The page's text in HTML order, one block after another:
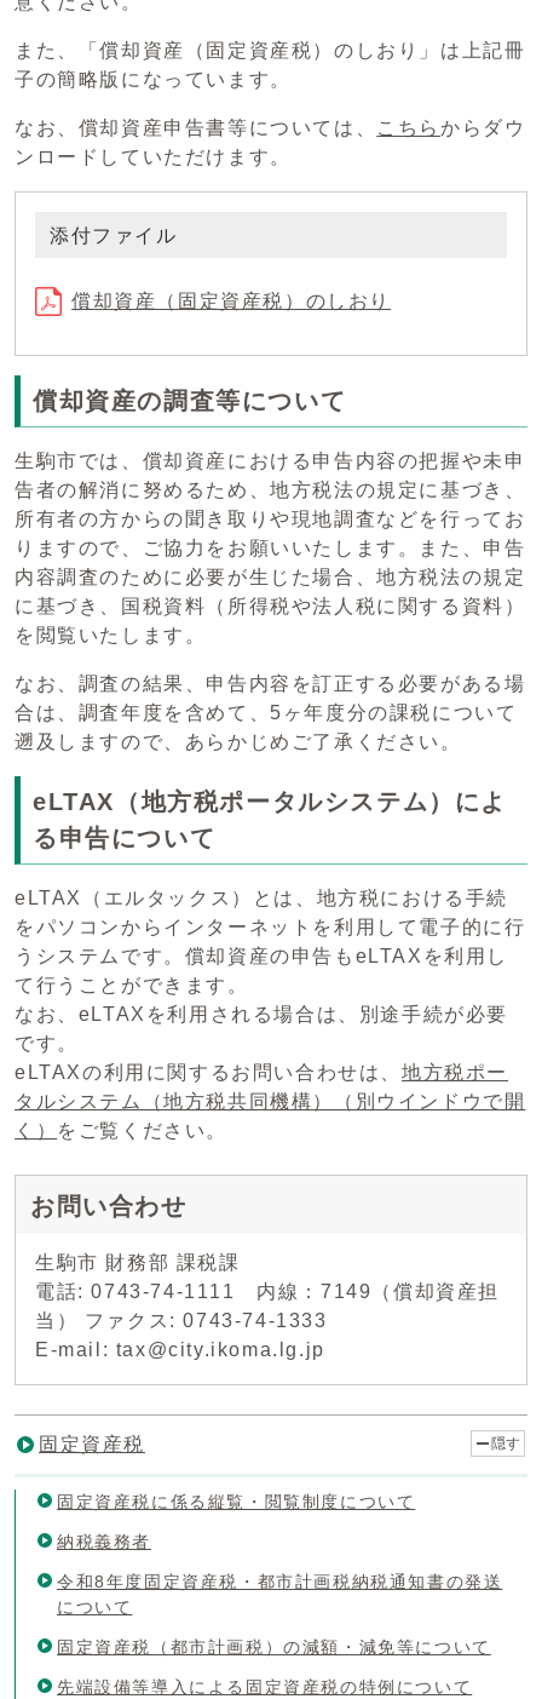
また、「償却資産（固定資産税）のしおり」は上記冊
子の簡略版になっています。
なお、償却資産申告書等については、 こちらからダウ
ンロードしていただけます。
添付ファイル
償却資産（固定資産税）のしおり
償却資産の調査等について
生駒市では、償却資産における申告内容の把握や未申
告者の解消に努めるため、地方税法の規定に基づき、
所有者の方からの聞き取りや現地調査などを行ってお
りますので、ご協力をお願いいたします。また、申告
内容調査のために必要が生じた場合、地方税法の規定
に基づき、国税資料（所得税や法人税に関する資料）
を閲覧いたします。
なお、調査の結果、申告内容を訂正する必要がある場
合は、調査年度を含めて、5ヶ年度分の課税について
遡及しますので、あらかじめご了承ください。
eLTAX（地方税ポータルシステム）によ
る申告について
eLTAX（エルタックス）とは、地方税における手続
をパソコンからインターネットを利用して電子的に行
うシステムです。償却資産の申告もeLTAXを利用し
て行うことができます。
なお、eLTAXを利用される場合は、別途手続が必要
です。
eLTAXの利用に関するお問い合わせは、地方税ポー
タルシステム（地方税共同機構）
（別ウインドウで開
く）
をご覧ください。
お問い合わせ
生駒市 財務部 課税課
電話: 0743-74-1111 内線：7149（償却資産担
当） ファクス: 0743-74-1333
E-mail: tax@city.ikoma.lg.jp
固定資産税 隠す
固定資産税に係る縦覧・閲覧制度について
納税義務者
令和8年度固定資産税・都市計画税納税通知書の発送
について
固定資産税（都市計画税）の減額・減免等について
先端設備等導入による固定資産税の特例について